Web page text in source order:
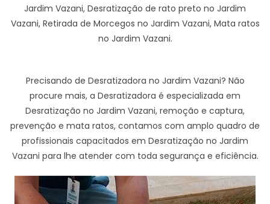
Jardim Vazani, Desratização de rato preto no Jardim
Vazani, Retirada de Morcegos no Jardim Vazani, Mata ratos
no Jardim Vazani.
Precisando de Desratizadora no Jardim Vazani? Não
procure mais, a Desratizadora é especializada em
Desratização no Jardim Vazani, remoção e captura,
prevenção e mata ratos, contamos com amplo quadro de
profissionais capacitados em Desratização no Jardim
Vazani para lhe atender com toda segurança e eficiência.